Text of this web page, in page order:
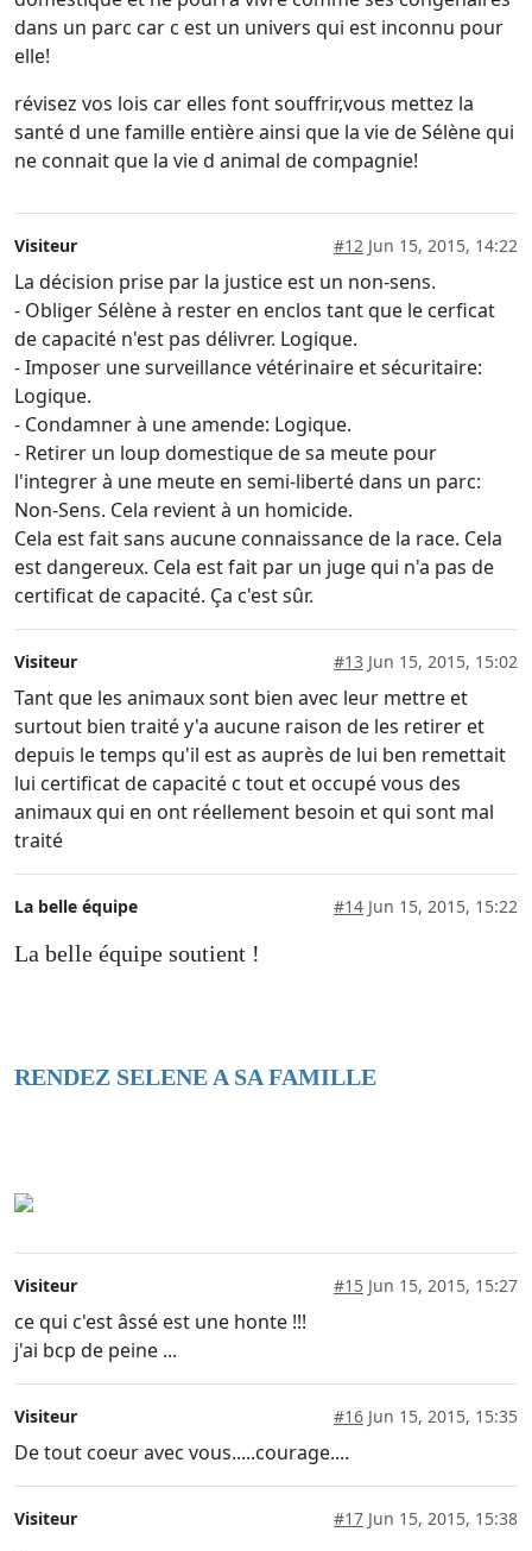
dans un parc car c est un univers qui est inconnu pour
elle!
révisez vos lois car elles font souffrir,vous mettez la
santé d une famille entière ainsi que la vie de Sélène qui
ne connait que la vie d animal de compagnie!
Visiteur #12 Jun 15, 2015, 14:22
La décision prise par la justice est un non-sens.
- Obliger Sélène à rester en enclos tant que le cerficat
de capacité n'est pas délivrer. Logique.
- Imposer une surveillance vétérinaire et sécuritaire:
Logique.
- Condamner à une amende: Logique.
- Retirer un loup domestique de sa meute pour
l'integrer à une meute en semi-liberté dans un parc:
Non-Sens. Cela revient à un homicide.
Cela est fait sans aucune connaissance de la race. Cela
est dangereux. Cela est fait par un juge qui n'a pas de
certificat de capacité. Ça c'est sûr.
Visiteur #13 Jun 15, 2015, 15:02
Tant que les animaux sont bien avec leur mettre et
surtout bien traité y'a aucune raison de les retirer et
depuis le temps qu'il est as auprès de lui ben remettait
lui certificat de capacité c tout et occupé vous des
animaux qui en ont réellement besoin et qui sont mal
traité
La belle équipe #14 Jun 15, 2015, 15:22
La belle équipe soutient !
RENDEZ SELENE A SA FAMILLE
Visiteur #15 Jun 15, 2015, 15:27
ce qui c'est âssé est une honte !!!
j'ai bcp de peine ...
Visiteur #16 Jun 15, 2015, 15:35
De tout coeur avec vous.....courage....
Visiteur #17 Jun 15, 2015, 15:38